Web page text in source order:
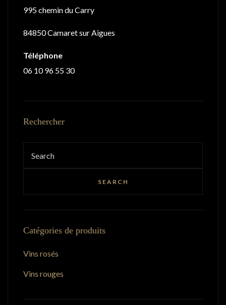
995 chemin du Carry
84850 Camaret sur Aigues
Téléphone
06 10 96 55 30
Rechercher
Catégories de produits
Vins rosés
Vins rouges